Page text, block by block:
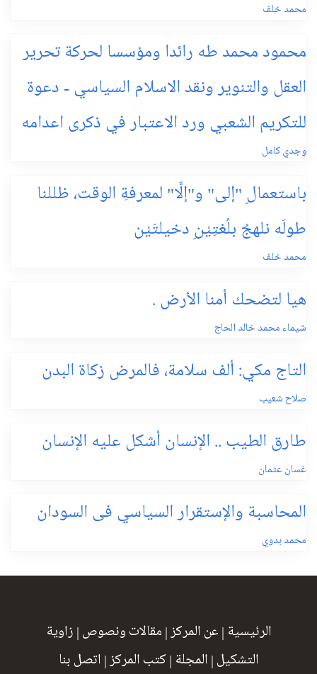
محمد خلف
محمود محمد طه رائدا ومؤسسا لحركة تحرير
العقل والتنوير ونقد الاسلام السياسي - دعوة
للتكريم الشعبي ورد الاعتبار في ذكرى اعدامه
وجدي كامل
باستعمالِ "إلى" و"إلَّا" لمعرفةِ الوقت، ظللنا
طولَه نلهجُ بلُغتِيْنِ دخيلتَيْن
محمد خلف
هيا لتضحك أمنا الأرض .
شيماء محمد خالد الحاج
التاج مكي: ألف سلامة، فالمرض زكاة البدن
صلاح شعيب
طارق الطيب .. الإنسان أشكل عليه الإنسان
غسان عثمان
المحاسبة والإستقرار السياسي فى السودان
محمد بدوي
الرئيسية | عن المركز| مقالات ونصوص | زاوية
التشكيل | المجلة |كتب المركز| اتصل بنا